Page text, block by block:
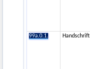
99a.0.1.
Handschrift